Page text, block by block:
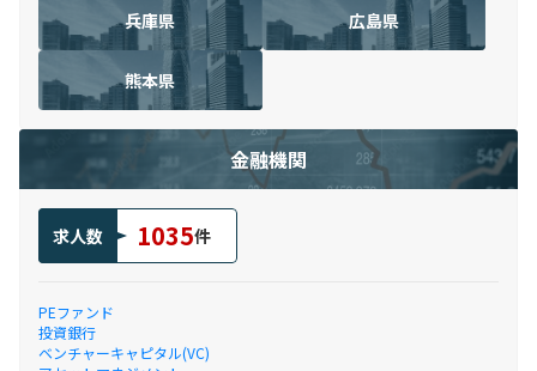
兵庫県 広島県
熊本県
金融機関
求人数 1035件
PEファンド
投資銀行
ベンチャーキャピタル(VC)